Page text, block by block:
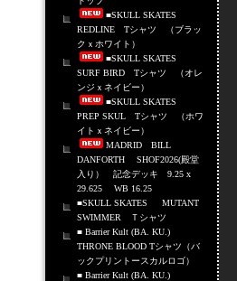
■SKULL SKATES
REDLINE Tシャツ （ブラッ
クｘホワイト）
■SKULL SKATES
SURF BIRD Tシャツ （オレ
ンジｘネイビー）
■SKULL SKATES
PREP SKUL Tシャツ （ホワ
イトｘネイビー）
MADRID BILL
DANFORTH SHOF2026(殿堂
入り） 記念デッキ 9.25 x
29.625 WB 16.25
■SKULL SKATES MUTANT
SWIMMER Ｔシャツ
■ Barrier Kult (BA. KU.)
THRONE BLOOD Tシャツ（バ
ックプリントースカルロゴ）
■ Barrier Kult (BA. KU.)